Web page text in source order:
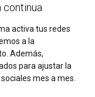
continua
activa tus redes
a la
Además,
para ajustar la
mes a mes.